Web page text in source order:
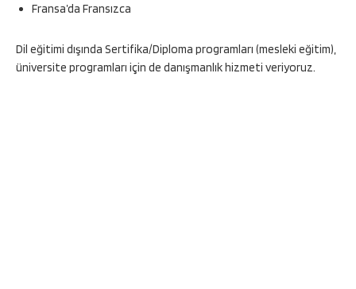
Fransa’da Fransızca
Dil eğitimi dışında Sertifika/Diploma programları (mesleki eğitim),
üniversite programları için de danışmanlık hizmeti veriyoruz.